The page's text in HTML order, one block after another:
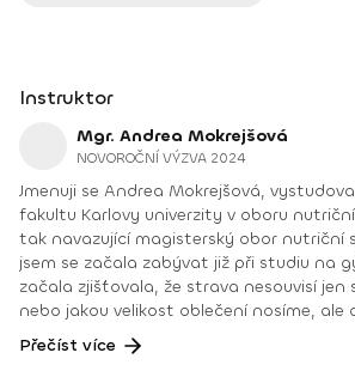
Instruktor
Mgr. Andrea Mokrejšová
NOVOROČNÍ VÝZVA 2024
Jmenuji se Andrea Mokrejšová,
fakultu Karlovy univerzity v oboru
tak navazující magisterský obor nutriční
jsem se začala zabývat již při studiu na
začala zjišťovala, že strava nesouvisí jen
nebo jakou velikost oblečení nosíme, ale
život. To, jak se cítíme psychicky i fyzicky. Pracuji jak s
pacienty v nemocnici, tak s klienty ve své
Přečíst více